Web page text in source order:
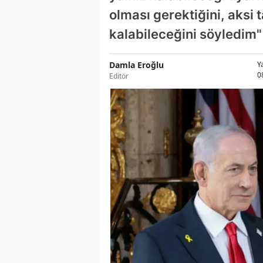
olması gerektiğini, aksi
kalabileceğini
Damla Eroğlu
Editör